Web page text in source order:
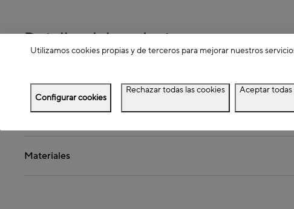
Detalles del producto
Dimensiones
Materiales
Utilizamos cookies propias y de terceros para mejorar nuestros
Configurar cookies
Rechazar todas las cookies Aceptar todas